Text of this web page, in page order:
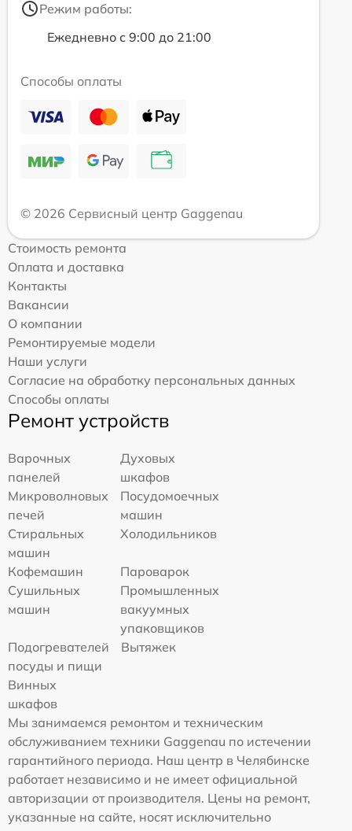
Режим работы:
Ежедневно с 9:00 до 21:00
Способы оплаты
© 2026 Сервисный центр Gaggenau
Стоимость ремонта
Оплата и доставка
Контакты
Вакансии
О компании
Ремонтируемые модели
Наши услуги
Согласие на обработку персональных данных
Способы оплаты
Ремонт устройств
Варочных
панелей
Духовых
шкафов
Микроволновых
печей
Посудомоечных
машин
Стиральных
машин
Холодильников
Кофемашин
Пароварок
Сушильных
машин
Промышленных
вакуумных
упаковщиков
Подогревателей
посуды и пищи
Вытяжек
Винных
шкафов
Мы занимаемся ремонтом и техническим
обслуживанием техники Gaggenau по истечении
гарантийного периода. Наш центр в Челябинске
работает независимо и не имеет официальной
авторизации от производителя. Цены на ремонт,
указанные на сайте, носят исключительно